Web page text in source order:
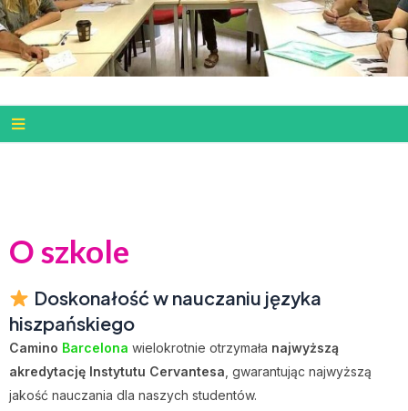
O szkole
Doskonałość w nauczaniu języka
hiszpańskiego
Camino Barcelona wielokrotnie otrzymała najwyższą
akredytację Instytutu Cervantesa , gwarantując najwyższą
jakość nauczania dla naszych studentów.